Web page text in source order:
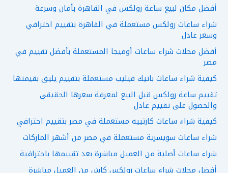
أفضل مكان لبيع ساعة رولكس في القاهرة بأمان وسرعة
شراء ساعات رولكس مستعملة في القاهرة بتقييم احترافي
وسعر عادل
أفضل محلات شراء ساعات أوميجا المستعملة بأفضل تقييم في
مصر
كيفية شراء ساعات باتيك فيليب مستعملة بتقييم يليق بقيمتها
تقييم ساعة رولكس قبل البيع لمعرفة سعرها الحقيقي
والحصول على تقييم عادل
كيفية شراء ساعات كارتييه مستعملة في مصر بتقييم احترافي
شراء ساعات سويسرية مستعملة في مصر من أشهر الماركات
شراء ساعات أصلية من العميل مباشرة بعد تقييمها باحترافية
أفضل محلات شراء ساعات رولكس كاش من العميل مباشرة